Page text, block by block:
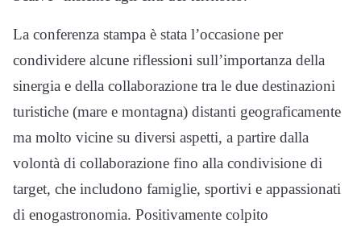
La conferenza stampa è stata l’occasione per
condividere alcune riflessioni sull’importanza della
sinergia e della collaborazione tra le due destinazioni
turistiche (mare e montagna) distanti geograficamente
ma molto vicine su diversi aspetti, a partire dalla
volontà di collaborazione fino alla condivisione di
target, che includono famiglie, sportivi e appassionati
di enogastronomia. Positivamente colpito